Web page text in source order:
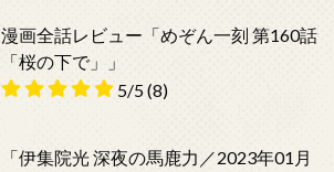
漫画全話レビュー「めぞん一刻 第160話
「桜の下で」」
5/5(8)
「伊集院光 深夜の馬鹿力／2023年01月